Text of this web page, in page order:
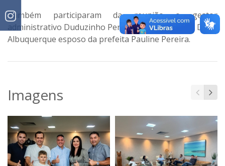
Também participaram da reunião o gestor
administrativo Duduzinho Pereira e o empresário Dudu
Albuquerque esposo da prefeita Pauline Pereira.
Imagens